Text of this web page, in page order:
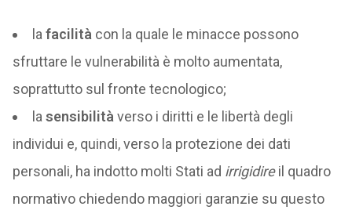
la facilità con la quale le minacce possono
sfruttare le vulnerabilità è molto aumentata,
soprattutto sul fronte tecnologico;
la sensibilità verso i diritti e le libertà degli
individui e, quindi, verso la protezione dei dati
personali, ha indotto molti Stati ad irrigidireil quadro
normativo chiedendo maggiori garanzie su questo